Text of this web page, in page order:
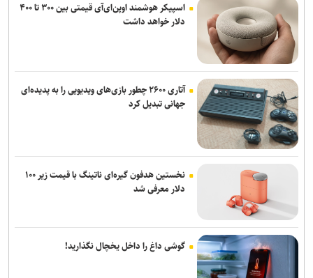
اسپیکر هوشمند اوپن‌ای‌آی قیمتی بین ۳۰۰ تا ۴۰۰
دلار خواهد داشت
آتاری ۲۶۰۰ چطور بازی‌های ویدیویی را به پدیده‌ای
جهانی تبدیل کرد
نخستین هدفون گیره‌ای ناتینگ با قیمت زیر ۱۰۰
دلار معرفی شد
گوشی داغ را داخل یخچال نگذارید!